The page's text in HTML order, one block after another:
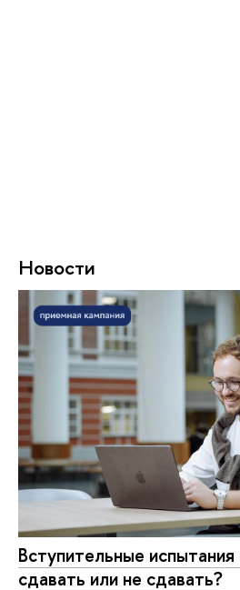
Новости
Вступительные
сдавать или не сдавать?